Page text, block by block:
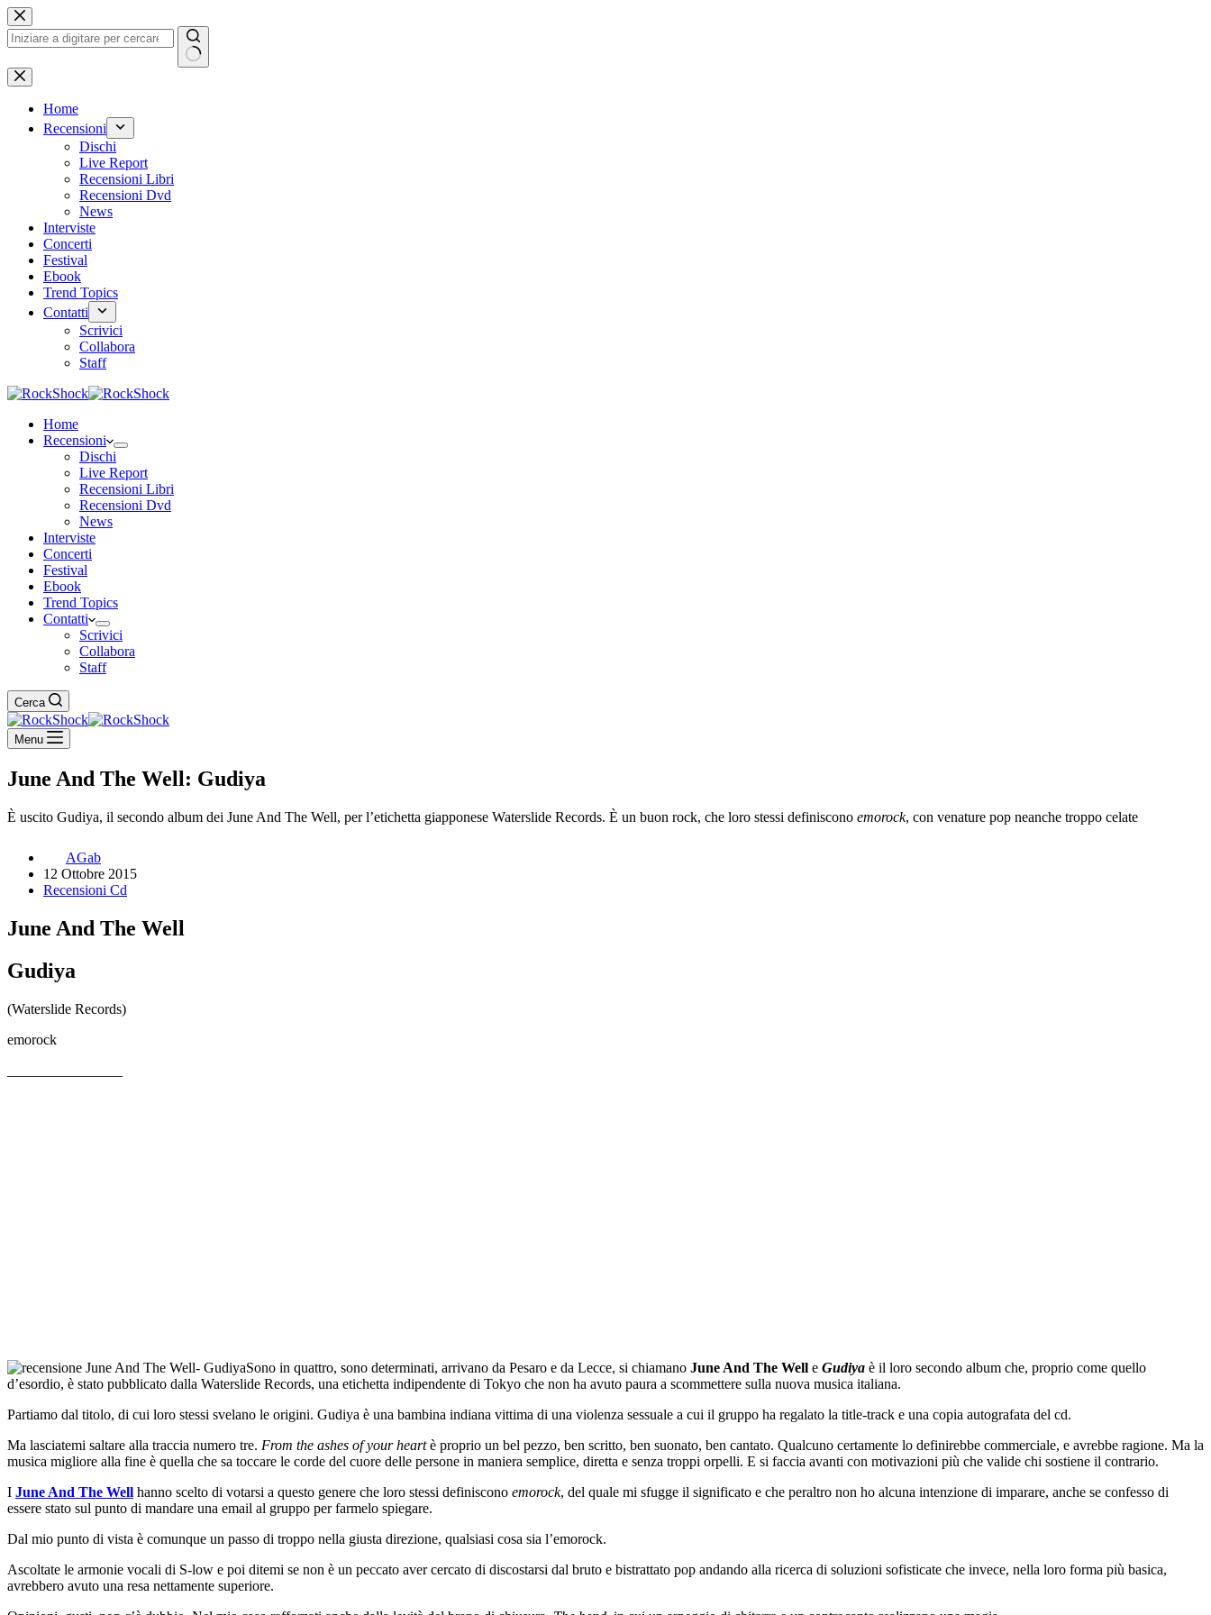
Salta
al
contenuto
Nessun
risultato
Home
Recensioni
Dischi
Live Report
Recensioni Libri
Recensioni Dvd
News
Interviste
Concerti
Festival
Ebook
Trend Topics
Contatti
Scrivici
Collabora
Staff
Home
Recensioni
Dischi
Live Report
Recensioni Libri
Recensioni Dvd
News
Interviste
Concerti
Festival
Ebook
Trend Topics
Contatti
Scrivici
Collabora
Staff
Cerca
Menu
June And The Well: Gudiya
È uscito Gudiya, il secondo album dei June And The Well, per l’etichetta giapponese Waterslide Records. È un buon rock, che loro stessi definiscono emorock, con venature pop neanche troppo celate
AGab
12 Ottobre 2015
Recensioni Cd
June And The Well
Gudiya
(Waterslide Records)
emorock
Sono in quattro, sono determinati, arrivano da Pesaro e da Lecce, si chiamano June And The Well e Gudiya è il loro secondo album che, proprio come quello
d’esordio, è stato pubblicato dalla Waterslide Records, una etichetta indipendente di Tokyo che non ha avuto paura a scommettere sulla nuova musica italiana.
Partiamo dal titolo, di cui loro stessi svelano le origini. Gudiya è una bambina indiana vittima di una violenza sessuale a cui il gruppo ha regalato la title-track e una copia autografata del cd.
Ma lasciatemi saltare alla traccia numero tre. From the ashes of your heartè proprio un bel pezzo, ben scritto, ben suonato, ben cantato. Qualcuno certamente lo definirebbe commerciale, e avrebbe ragione. Ma la
musica migliore alla fine è quella che sa toccare le corde del cuore delle persone in maniera semplice, diretta e senza troppi orpelli. E si faccia avanti con motivazioni più che valide chi sostiene il contrario.
I June And The Well hanno scelto di votarsi a questo genere che loro stessi definiscono emorock, del quale mi sfugge il significato e che peraltro non ho alcuna intenzione di imparare, anche se confesso di
essere stato sul punto di mandare una email al gruppo per farmelo spiegare.
Dal mio punto di vista è comunque un passo di troppo nella giusta direzione, qualsiasi cosa sia l’emorock.
Ascoltate le armonie vocali di S-low e poi ditemi se non è un peccato aver cercato di discostarsi dal bruto e bistrattato pop andando alla ricerca di soluzioni sofisticate che invece, nella loro forma più basica,
avrebbero avuto una resa nettamente superiore.